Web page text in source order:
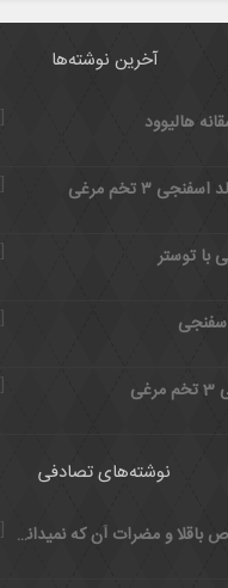
آخرین نوشته‌ها
هالیوود
[thumbnails]
۳ تخم مرغی
با توستر
[thumbnails]
نوشته‌های تصادفی
[thumbnails] حقایقی در مورد خواص باقلا و مضرات آن که نمیدانستید